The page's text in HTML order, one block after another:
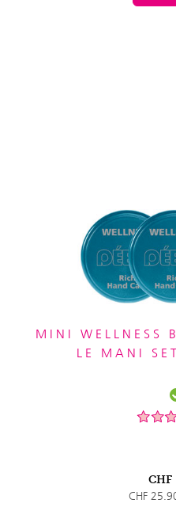
MINI WELLNESS
LE MANI
CHF
CHF